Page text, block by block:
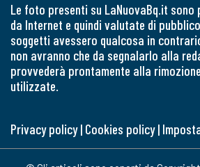
Le foto presenti su LaNuovaBq.it
da Internet e quindi valutate di
soggetti avessero qualcosa in
non avranno che da segnalarlo alla
provvederà prontamente alla
utilizzate.
Privacy policy| Cookies policy|